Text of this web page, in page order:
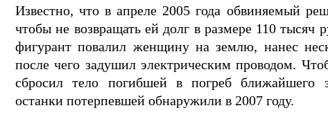
Известно, что в апреле 2005 года обвиняемый
чтобы не возвращать ей долг в размере 110 тысяч
фигурант повалил женщину на землю, нанес
после чего задушил электрическим проводом.
сбросил тело погибшей в погреб ближайшего
останки потерпевшей обнаружили в 2007 году.